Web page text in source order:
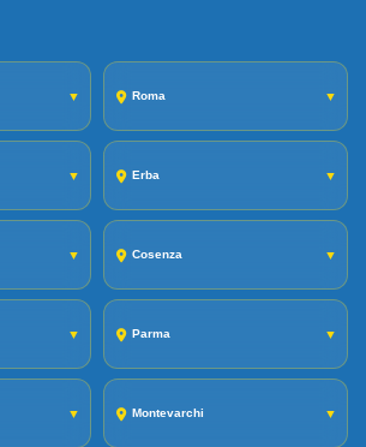
▼ Roma ▼
▼ Erba ▼
▼ Cosenza ▼
▼ Parma ▼
▼ Montevarchi ▼